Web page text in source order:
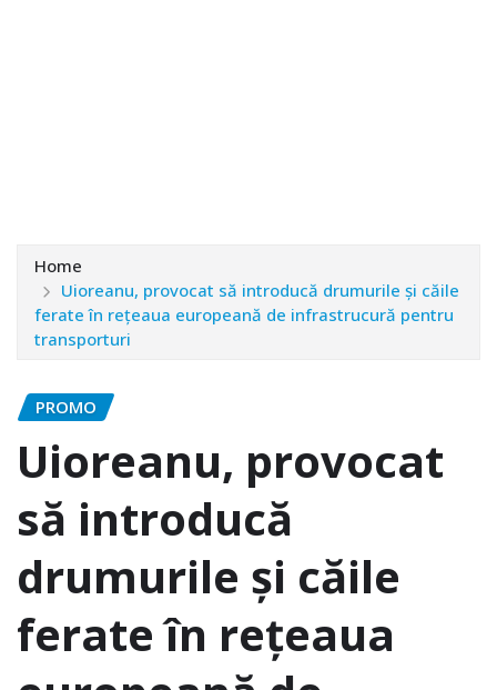
Home
Uioreanu, provocat să introducă drumurile şi căile
ferate în reţeaua europeană de infrastrucură pentru
transporturi
PROMO
Uioreanu, provocat
să introducă
drumurile şi căile
ferate în reţeaua